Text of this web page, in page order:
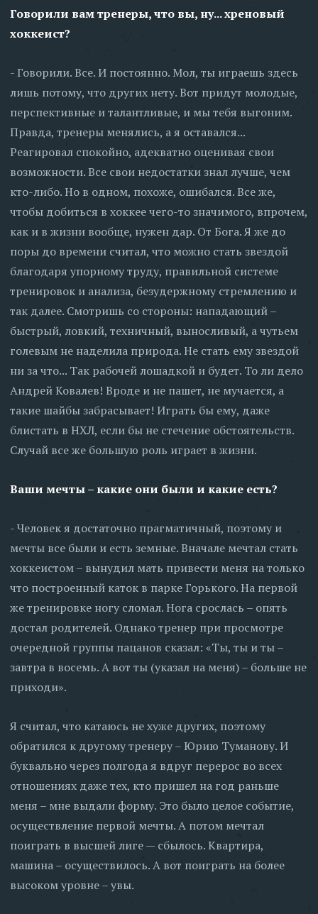
Говорили вам тренеры, что вы, ну... хреновый
хоккеист?
- Говорили. Все. И постоянно. Мол, ты играешь здесь
лишь потому, что других нету. Вот придут молодые,
перспективные и талантливые, и мы тебя выгоним.
Правда, тренеры менялись, а я оставался...
Реагировал спокойно, адекватно оценивая свои
возможности. Все свои недостатки знал лучше, чем
кто-либо. Но в одном, похоже, ошибался. Все же,
чтобы добиться в хоккее чего-то значимого, впрочем,
как и в жизни вообще, нужен дар. От Бога. Я же до
поры до времени считал, что можно стать звездой
благодаря упорному труду, правильной системе
тренировок и анализа, безудержному стремлению и
так далее. Смотришь со стороны: нападающий –
быстрый, ловкий, техничный, выносливый, а чутьем
голевым не наделила природа. Не стать ему звездой
ни за что... Так рабочей лошадкой и будет. То ли дело
Андрей Ковалев! Вроде и не пашет, не мучается, а
такие шайбы забрасывает! Играть бы ему, даже
блистать в НХЛ, если бы не стечение обстоятельств.
Случай все же большую роль играет в жизни.
Ваши мечты – какие они были и какие есть?
- Человек я достаточно прагматичный, поэтому и
мечты все были и есть земные. Вначале мечтал стать
хоккеистом – вынудил мать привести меня на только
что построенный каток в парке Горького. На первой
же тренировке ногу сломал. Нога срослась – опять
достал родителей. Однако тренер при просмотре
очередной группы пацанов сказал: «Ты, ты и ты –
завтра в восемь. А вот ты (указал на меня) – больше не
приходи».
Я считал, что катаюсь не хуже других, поэтому
обратился к другому тренеру – Юрию Туманову. И
буквально через полгода я вдруг перерос во всех
отношениях даже тех, кто пришел на год раньше
меня – мне выдали форму. Это было целое событие,
осуществление первой мечты. А потом мечтал
поиграть в высшей лиге — сбылось. Квартира,
машина – осуществилось. А вот поиграть на более
высоком уровне – увы.